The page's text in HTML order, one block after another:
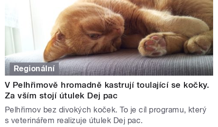
Regionální
V Pelhřimově hromadně kastrují toulající se kočky.
Za vším stojí útulek Dej pac
Pelhřimov bez divokých koček. To je cíl programu, který
s veterinářem realizuje útulek Dej pac.